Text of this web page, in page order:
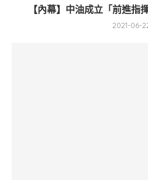
【內幕】中油成立「前進指
2021-06-